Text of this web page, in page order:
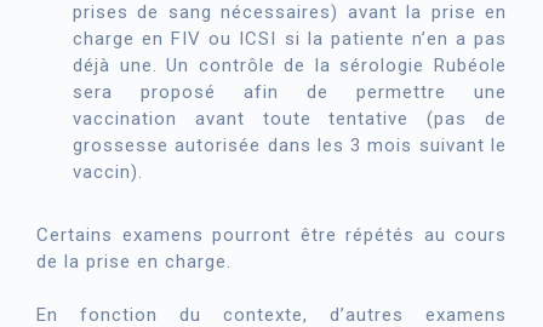
prises de sang nécessaires) avant la prise en
charge en FIV ou ICSI si la patiente n’en a pas
déjà une. Un contrôle de la sérologie Rubéole
sera proposé afin de permettre une
vaccination avant toute tentative (pas de
grossesse autorisée dans les 3 mois suivant le
vaccin).
Certains examens pourront être répétés au cours
de la prise en charge.
En fonction du contexte, d’autres examens